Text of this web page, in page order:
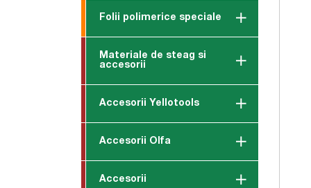
Folii polimerice speciale
Materiale de steag si
accesorii
Accesorii Yellotools
Accesorii Olfa
Accesorii